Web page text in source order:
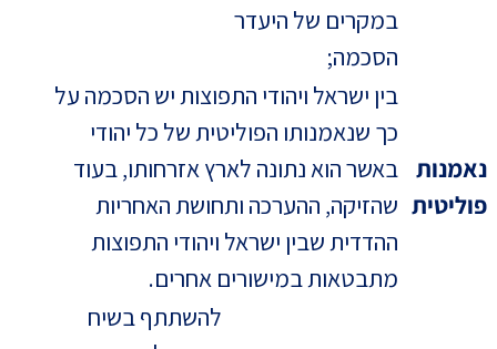
במקרים של היעדר
הסכמה;
נאמנות
פוליטית
בין ישראל ויהודי התפוצות יש הסכמה על
כך שנאמנותו הפוליטית של כל יהודי
באשר הוא נתונה לארץ אזרחותו, בעוד
שהזיקה, ההערכה ותחושת האחריות
ההדדית שבין ישראל ויהודי התפוצות
מתבטאות במישורים אחרים.
להשתתף בשיח